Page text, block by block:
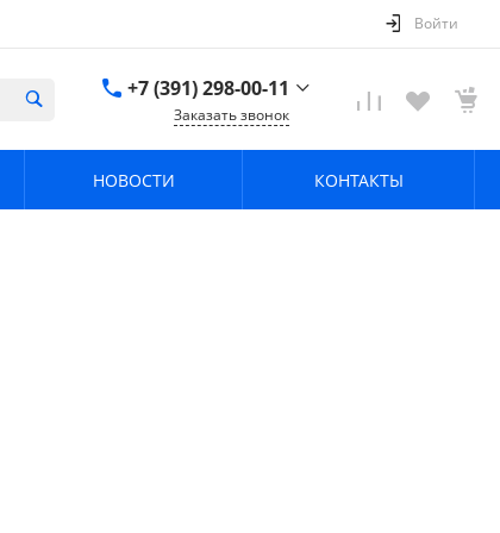
Войти
+7 (391) 298-00-11
г. Красноярск, пер.
Заказать звонок
НОВОСТИ КОНТАКТЫ